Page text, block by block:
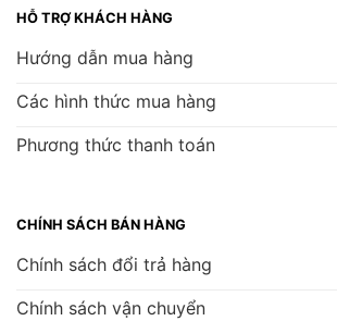
HỖ TRỢ KHÁCH HÀNG
Hướng dẫn mua hàng
Các hình thức mua hàng
Phương thức thanh toán
CHÍNH SÁCH BÁN HÀNG
Chính sách đổi trả hàng
Chính sách vận chuyển